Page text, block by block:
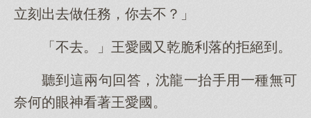
立刻出去做任務，你去不？」
「不去。」王愛國又乾脆利落的拒絕到。
聽到這兩句回答，沈龍一抬手用一種無可
奈何的眼神看著王愛國。